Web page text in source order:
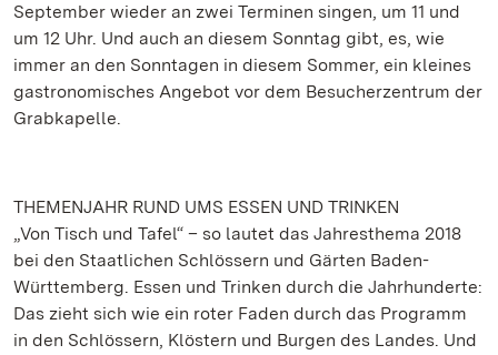
September wieder an zwei Terminen singen, um 11 und
um 12 Uhr. Und auch an diesem Sonntag gibt, es, wie
immer an den Sonntagen in diesem Sommer, ein kleines
gastronomisches Angebot vor dem Besucherzentrum der
Grabkapelle.
THEMENJAHR RUND UMS ESSEN UND TRINKEN
„Von Tisch und Tafel“ – so lautet das Jahresthema 2018
bei den Staatlichen Schlössern und Gärten Baden-
Württemberg. Essen und Trinken durch die Jahrhunderte:
Das zieht sich wie ein roter Faden durch das Programm
in den Schlössern, Klöstern und Burgen des Landes. Und